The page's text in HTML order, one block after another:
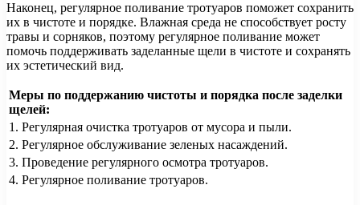
Наконец, регулярное поливание тротуаров поможет сохранить
их в чистоте и порядке. Влажная среда не способствует росту
травы и сорняков, поэтому регулярное поливание может
помочь поддерживать заделанные щели в чистоте и сохранять
их эстетический вид.
Меры по поддержанию чистоты и порядка после заделки
щелей:
1. Регулярная очистка тротуаров от мусора и пыли.
2. Регулярное обслуживание зеленых насаждений.
3. Проведение регулярного осмотра тротуаров.
4. Регулярное поливание тротуаров.